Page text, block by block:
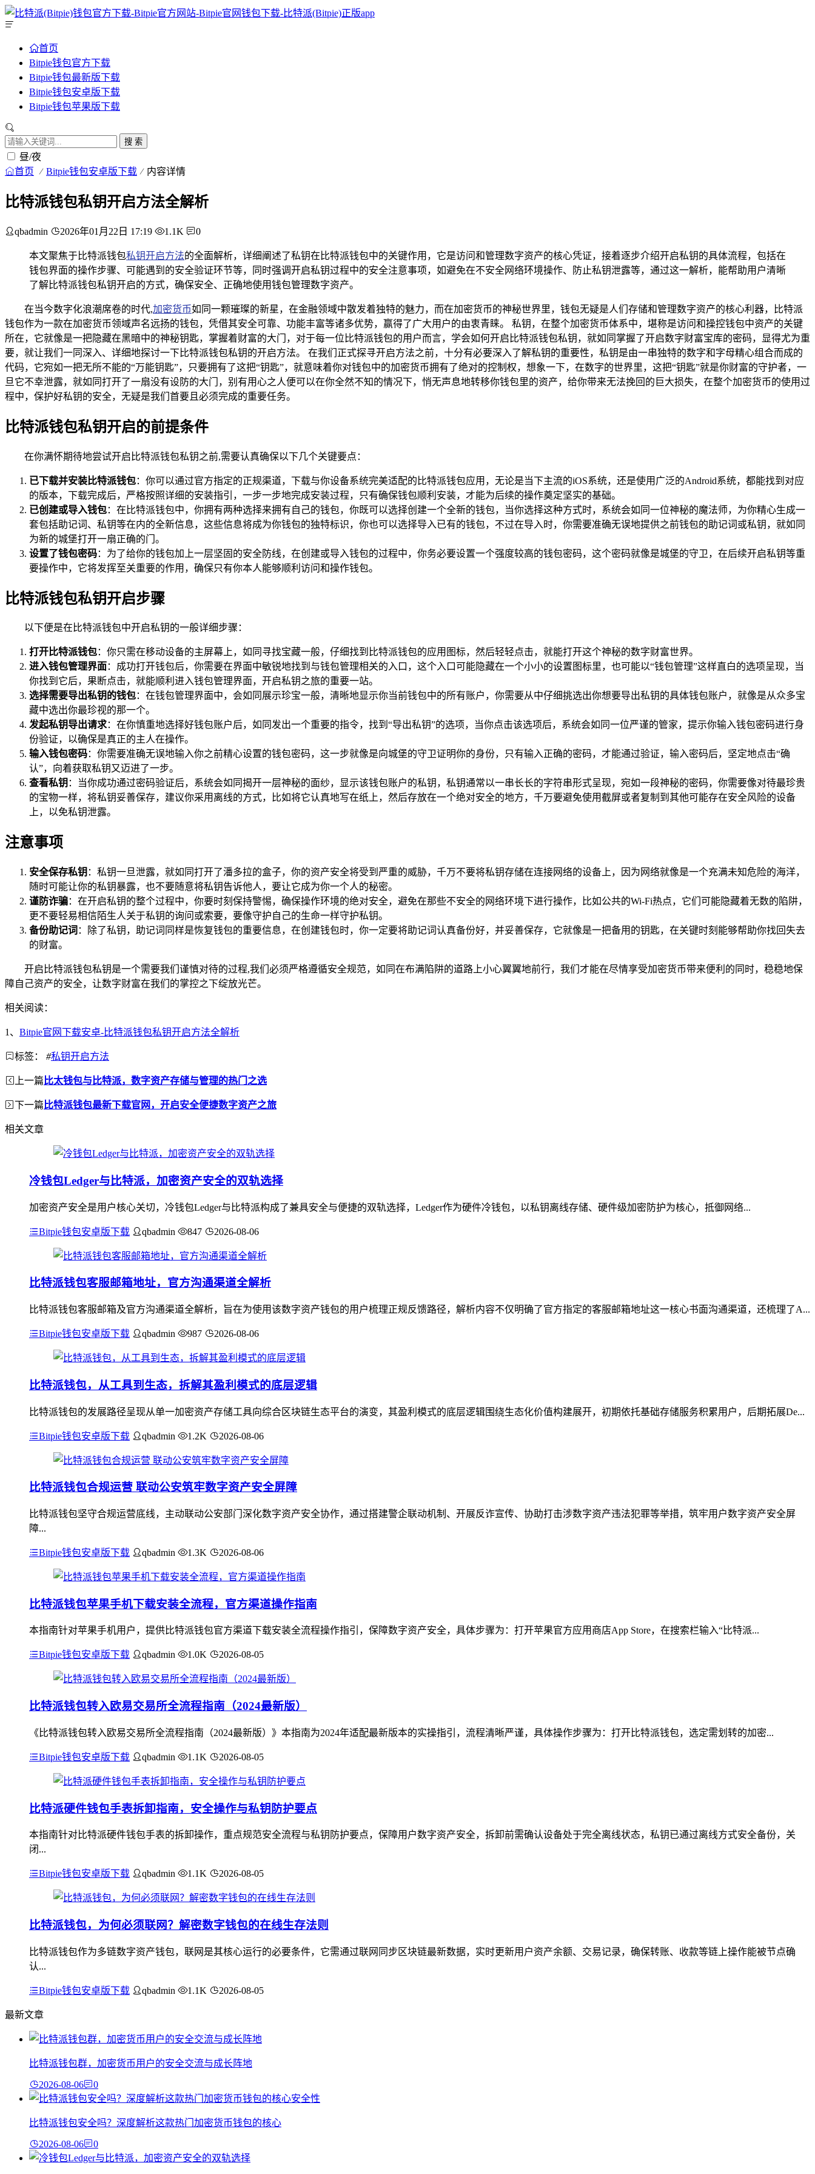
首页
Bitpie钱包官方下载
Bitpie钱包最新版下载
Bitpie钱包安卓版下载
Bitpie钱包苹果版下载
搜 索
昼/夜
首页 Bitpie钱包安卓版下载 内容详情
比特派钱包私钥开启方法全解析
qbadmin 2026年01月22日 17:19 1.1K 0
本文聚焦于比特派钱包私钥开启方法的全面解析，详细阐述了私钥在比特派钱包中的关键作用，它是访问和管理数字资产的核心凭证，接着逐步介绍开启私钥的具体流程，包括在
钱包界面的操作步骤、可能遇到的安全验证环节等，同时强调开启私钥过程中的安全注意事项，如避免在不安全网络环境操作、防止私钥泄露等，通过这一解析，能帮助用户清晰
了解比特派钱包私钥开启的方式，确保安全、正确地使用钱包管理数字资产。
在当今数字化浪潮席卷的时代,加密货币如同一颗璀璨的新星，在金融领域中散发着独特的魅力，而在加密货币的神秘世界里，钱包无疑是人们存储和管理数字资产的核心利器，比特派
钱包作为一款在加密货币领域声名远扬的钱包，凭借其安全可靠、功能丰富等诸多优势，赢得了广大用户的由衷青睐。 私钥，在整个加密货币体系中，堪称是访问和操控钱包中资产的关键
所在，它就像是一把隐藏在黑暗中的神秘钥匙，掌握着财富的大门，对于每一位比特派钱包的用户而言，学会如何开启比特派钱包私钥，就如同掌握了开启数字财富宝库的密码，显得尤为重
要，就让我们一同深入、详细地探讨一下比特派钱包私钥的开启方法。 在我们正式探寻开启方法之前，十分有必要深入了解私钥的重要性，私钥是由一串独特的数字和字母精心组合而成的
代码，它宛如一把无所不能的“万能钥匙”，只要拥有了这把“钥匙”，就意味着你对钱包中的加密货币拥有了绝对的控制权，想象一下，在数字的世界里，这把“钥匙”就是你财富的守护者，一
旦它不幸泄露，就如同打开了一扇没有设防的大门，别有用心之人便可以在你全然不知的情况下，悄无声息地转移你钱包里的资产，给你带来无法挽回的巨大损失，在整个加密货币的使用过
程中，保护好私钥的安全，无疑是我们首要且必须完成的重要任务。
比特派钱包私钥开启的前提条件
在你满怀期待地尝试开启比特派钱包私钥之前,需要认真确保以下几个关键要点：
已下载并安装比特派钱包：你可以通过官方指定的正规渠道，下载与你设备系统完美适配的比特派钱包应用，无论是当下主流的iOS系统，还是使用广泛的Android系统，都能找到对应
的版本，下载完成后，严格按照详细的安装指引，一步一步地完成安装过程，只有确保钱包顺利安装，才能为后续的操作奠定坚实的基础。
已创建或导入钱包：在比特派钱包中，你拥有两种选择来拥有自己的钱包，你既可以选择创建一个全新的钱包，当你选择这种方式时，系统会如同一位神秘的魔法师，为你精心生成一
套包括助记词、私钥等在内的全新信息，这些信息将成为你钱包的独特标识，你也可以选择导入已有的钱包，不过在导入时，你需要准确无误地提供之前钱包的助记词或私钥，就如同
为新的城堡打开一扇正确的门。
设置了钱包密码：为了给你的钱包加上一层坚固的安全防线，在创建或导入钱包的过程中，你务必要设置一个强度较高的钱包密码，这个密码就像是城堡的守卫，在后续开启私钥等重
要操作中，它将发挥至关重要的作用，确保只有你本人能够顺利访问和操作钱包。
比特派钱包私钥开启步骤
以下便是在比特派钱包中开启私钥的一般详细步骤：
打开比特派钱包：你只需在移动设备的主屏幕上，如同寻找宝藏一般，仔细找到比特派钱包的应用图标，然后轻轻点击，就能打开这个神秘的数字财富世界。
进入钱包管理界面：成功打开钱包后，你需要在界面中敏锐地找到与钱包管理相关的入口，这个入口可能隐藏在一个小小的设置图标里，也可能以“钱包管理”这样直白的选项呈现，当
你找到它后，果断点击，就能顺利进入钱包管理界面，开启私钥之旅的重要一站。
选择需要导出私钥的钱包：在钱包管理界面中，会如同展示珍宝一般，清晰地显示你当前钱包中的所有账户，你需要从中仔细挑选出你想要导出私钥的具体钱包账户，就像是从众多宝
藏中选出你最珍视的那一个。
发起私钥导出请求：在你慎重地选择好钱包账户后，如同发出一个重要的指令，找到“导出私钥”的选项，当你点击该选项后，系统会如同一位严谨的管家，提示你输入钱包密码进行身
份验证，以确保是真正的主人在操作。
输入钱包密码：你需要准确无误地输入你之前精心设置的钱包密码，这一步就像是向城堡的守卫证明你的身份，只有输入正确的密码，才能通过验证，输入密码后，坚定地点击“确
认”，向着获取私钥又迈进了一步。
查看私钥 ：当你成功通过密码验证后，系统会如同揭开一层神秘的面纱，显示该钱包账户的私钥，私钥通常以一串长长的字符串形式呈现，宛如一段神秘的密码，你需要像对待最珍贵
的宝物一样，将私钥妥善保存，建议你采用离线的方式，比如将它认真地写在纸上，然后存放在一个绝对安全的地方，千万要避免使用截屏或者复制到其他可能存在安全风险的设备
上，以免私钥泄露。
注意事项
安全保存私钥 ：私钥一旦泄露，就如同打开了潘多拉的盒子，你的资产安全将受到严重的威胁，千万不要将私钥存储在连接网络的设备上，因为网络就像是一个充满未知危险的海洋，
随时可能让你的私钥暴露，也不要随意将私钥告诉他人，要让它成为你一个人的秘密。
谨防诈骗：在开启私钥的整个过程中，你要时刻保持警惕，确保操作环境的绝对安全，避免在那些不安全的网络环境下进行操作，比如公共的Wi-Fi热点，它们可能隐藏着无数的陷阱，
更不要轻易相信陌生人关于私钥的询问或索要，要像守护自己的生命一样守护私钥。
备份助记词 ：除了私钥，助记词同样是恢复钱包的重要信息，在创建钱包时，你一定要将助记词认真备份好，并妥善保存，它就像是一把备用的钥匙，在关键时刻能够帮助你找回失去
的财富。
开启比特派钱包私钥是一个需要我们谨慎对待的过程,我们必须严格遵循安全规范，如同在布满陷阱的道路上小心翼翼地前行，我们才能在尽情享受加密货币带来便利的同时，稳稳地保
障自己资产的安全，让数字财富在我们的掌控之下绽放光芒。
相关阅读：
1、 Bitpie官网下载安卓-比特派钱包私钥开启方法全解析
标签： #私钥开启方法
上一篇 比太钱包与比特派，数字资产存储与管理的热门之选
下一篇 比特派钱包最新下载官网，开启安全便捷数字资产之旅
相关文章
冷钱包Ledger与比特派，加密资产安全的双轨选择
加密资产安全是用户核心关切，冷钱包Ledger与比特派构成了兼具安全与便捷的双轨选择，Ledger作为硬件冷钱包，以私钥离线存储、硬件级加密防护为核心，抵御网络...
Bitpie钱包安卓版下载 qbadmin 847 2026-08-06
比特派钱包客服邮箱地址，官方沟通渠道全解析
比特派钱包客服邮箱及官方沟通渠道全解析，旨在为使用该数字资产钱包的用户梳理正规反馈路径，解析内容不仅明确了官方指定的客服邮箱地址这一核心书面沟通渠道，还梳理了A...
Bitpie钱包安卓版下载 qbadmin 987 2026-08-06
比特派钱包，从工具到生态，拆解其盈利模式的底层逻辑
比特派钱包的发展路径呈现从单一加密资产存储工具向综合区块链生态平台的演变，其盈利模式的底层逻辑围绕生态化价值构建展开，初期依托基础存储服务积累用户，后期拓展De...
Bitpie钱包安卓版下载 qbadmin 1.2K 2026-08-06
比特派钱包合规运营 联动公安筑牢数字资产安全屏障
比特派钱包坚守合规运营底线，主动联动公安部门深化数字资产安全协作，通过搭建警企联动机制、开展反诈宣传、协助打击涉数字资产违法犯罪等举措，筑牢用户数字资产安全屏
障...
Bitpie钱包安卓版下载 qbadmin 1.3K 2026-08-06
比特派钱包苹果手机下载安装全流程，官方渠道操作指南
本指南针对苹果手机用户，提供比特派钱包官方渠道下载安装全流程操作指引，保障数字资产安全，具体步骤为：打开苹果官方应用商店App Store，在搜索栏输入“比特派...
Bitpie钱包安卓版下载 qbadmin 1.0K 2026-08-05
比特派钱包转入欧易交易所全流程指南（2024最新版）
《比特派钱包转入欧易交易所全流程指南（2024最新版）》本指南为2024年适配最新版本的实操指引，流程清晰严谨，具体操作步骤为：打开比特派钱包，选定需划转的加密...
Bitpie钱包安卓版下载 qbadmin 1.1K 2026-08-05
比特派硬件钱包手表拆卸指南，安全操作与私钥防护要点
本指南针对比特派硬件钱包手表的拆卸操作，重点规范安全流程与私钥防护要点，保障用户数字资产安全，拆卸前需确认设备处于完全离线状态，私钥已通过离线方式安全备份，关
闭...
Bitpie钱包安卓版下载 qbadmin 1.1K 2026-08-05
比特派钱包，为何必须联网？解密数字钱包的在线生存法则
比特派钱包作为多链数字资产钱包，联网是其核心运行的必要条件，它需通过联网同步区块链最新数据，实时更新用户资产余额、交易记录，确保转账、收款等链上操作能被节点确
认...
Bitpie钱包安卓版下载 qbadmin 1.1K 2026-08-05
最新文章
比特派钱包群，加密货币用户的安全交流与成长阵地
2026-08-06 0
比特派钱包安全吗？深度解析这款热门加密货币钱包的核心
2026-08-06 0